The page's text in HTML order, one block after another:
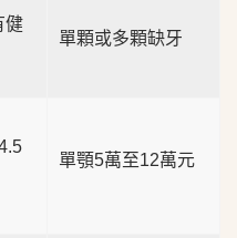
健
單顆或多顆缺牙
單顎5萬至12萬元